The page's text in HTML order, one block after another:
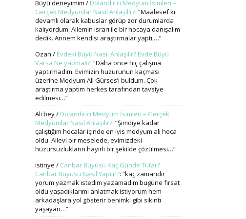
Büyü deneyimim / Dolandırıcı Medyum İsimleri –
Gerçek Medyumlar Nasıl Anlaşılır?: “Maalesef ki
devamlı olarak kabuslar görüp zor durumlarda
kalıyordum. Ailemin ısrarı ile bir hocaya danışalım
dedik. Annem kendisi araştırmalar yaptı,…”
Ozan / Evdeki Büyü Nasıl Anlaşılır? Evde Büyü
Varsa Ne yapmalı?: “Daha önce hiç çalışma
yaptırmadım. Evimizin huzurunun kaçması
üzerine Medyum Ali Gürses’i buldum. Çok
araştırma yaptım herkes tarafından tavsiye
edilmesi…”
Ali bey/ Dolandırıcı Medyum İsimleri – Gerçek
Medyumlar Nasıl Anlaşılır?: “Şimdiye kadar
çalıştığım hocalar içinde en iyis medyum ali hoca
oldu. Ailevi bir meselede, evimizdeki
huzursuzlukların hayırlı bir şekilde çözülmesi…”
istinye / Canbar Büyüsü Kaç Günde Tutar?
Canbar Büyüsü Nasıl Yapılır?: “kaç zamandır
yorum yazmak istedim yazamadım bugüne fırsat
oldu yaşadıklarımı anlatmak istiyorum hem
arkadaşlara yol gösterir benimki gibi sıkıntı
yaşayan…”